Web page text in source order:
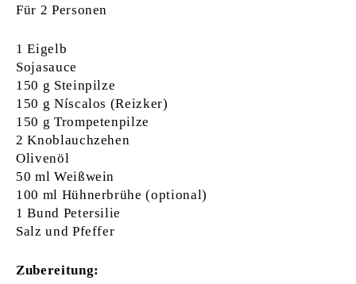
Für 2 Personen
1 Eigelb
Sojasauce
150 g Steinpilze
150 g Níscalos (Reizker)
150 g Trompetenpilze
2 Knoblauchzehen
Olivenöl
50 ml Weißwein
100 ml Hühnerbrühe (optional)
1 Bund Petersilie
Salz und Pfeffer
Zubereitung: